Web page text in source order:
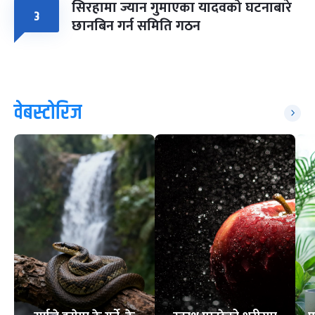
३ सिरहामा ज्यान गुमाएका यादवको घटनाबारे
छानबिन गर्न समिति गठन
वेबस्टोरिज